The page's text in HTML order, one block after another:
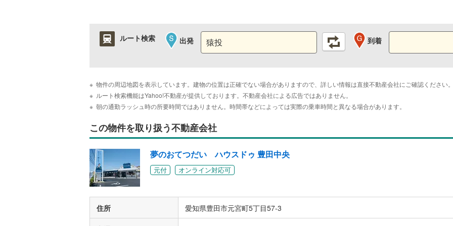
ルート検索 出発 到着
物件の周辺地図を表示しています。建物の位置は正確でない場合がありますので、詳しい情報は直接不動産会社にご確認ください。
ルート検索機能はYahoo!不動産が提供しております。不動産会社による広告ではありません。
朝の通勤ラッシュ時の所要時間ではありません。時間帯などによっては実際の乗車時間と異なる場合があります。
この物件を取り扱う不動産会社
夢のおてつだい ハウスドゥ 豊田中央
元付 オンライン対応可
住所 愛知県豊田市元宮町5丁目57-3